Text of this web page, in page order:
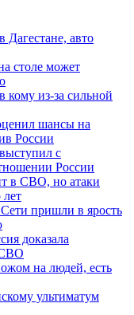
авто
столе может
кому из-за сильной
шансы на
России
с
России
в СВО, но атаки
лет
пришли в ярость
доказала
СВО
на людей, есть
ультиматум